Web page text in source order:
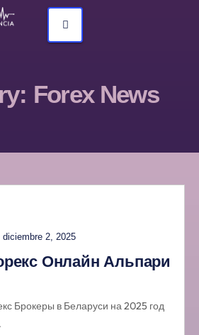
Forex News
diciembre 2, 2025
Онлайн Альпари
Брокеры в Беларуси на 2025 год